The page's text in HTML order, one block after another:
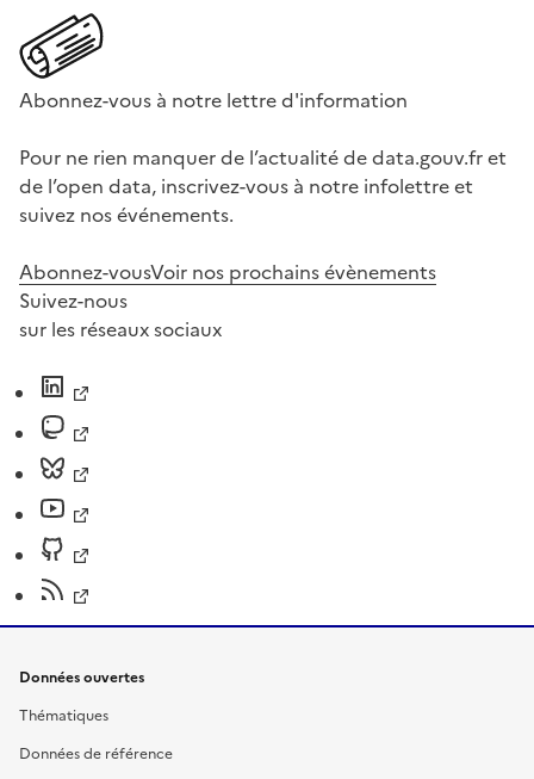
Abonnez-vous à notre lettre d'information
Pour ne rien manquer de l’actualité de data.gouv.fr et
de l’open data, inscrivez-vous à notre infolettre et
suivez nos événements.
Abonnez-vousVoir nos prochains évènements
Suivez-nous
sur les réseaux sociaux
Données ouvertes
Thématiques
Données de référence